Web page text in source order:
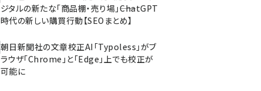
ジタルの新たな「商品棚・売り場」――ChatGPT
時代の新しい購買行動【SEOまとめ】
朝日新聞社の文章校正AI「Typoless」がブ
ラウザ「Chrome」と「Edge」上でも校正が
可能に